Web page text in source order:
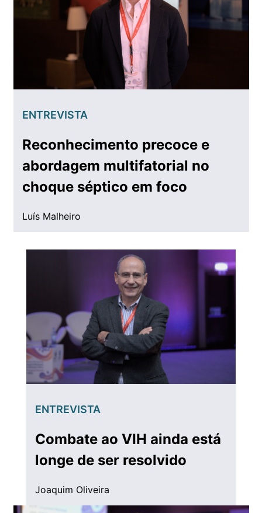
ENTREVISTA
Reconhecimento precoce e
abordagem multifatorial no
choque séptico em foco
Luís Malheiro
ENTREVISTA
Combate ao VIH ainda está
longe de ser resolvido
Joaquim Oliveira